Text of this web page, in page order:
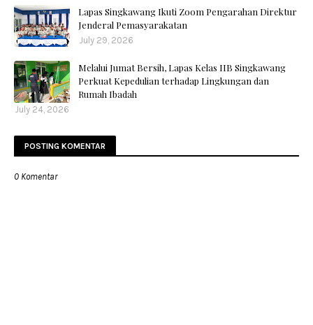
Lapas Singkawang Ikuti Zoom Pengarahan Direktur
Jenderal Pemasyarakatan
July 29, 2026
Melalui Jumat Bersih, Lapas Kelas IIB Singkawang
Perkuat Kepedulian terhadap Lingkungan dan
Rumah Ibadah
July 24, 2026
POSTING KOMENTAR
0 Komentar